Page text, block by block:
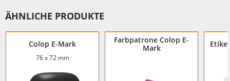
ÄHNLICHE PRODUKTE
Colop E-Mark
76 x 72 mm
Farbpatrone Colop E-
Mark